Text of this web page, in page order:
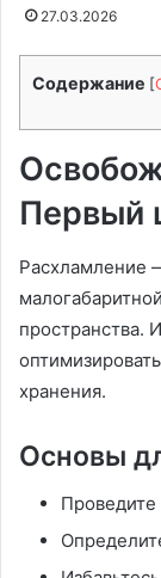
27.03.2026
Содержание [
Первый
Расхламление
пространства.
хранения.
Основы